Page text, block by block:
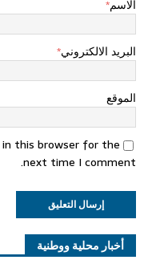
الاسم*
البريد الالكتروني*
الموقع
in this browser for the
next time I comment.
أخبار محلية ووطنية